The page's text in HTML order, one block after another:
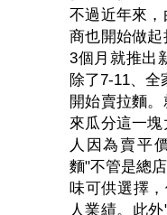
不過近年來
商也開始做
3個月就推出
除了7-11、全
開始賣拉麵
來瓜分這一
人因為賣平
麵"不管是總
味可供選擇
人業績。此